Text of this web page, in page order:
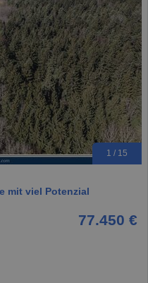
1 / 15
mit viel Potenzial
77.450 €